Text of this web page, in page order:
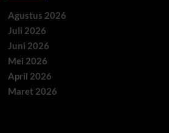
Agustus 2026
Juli 2026
Juni 2026
Mei 2026
April 2026
Maret 2026